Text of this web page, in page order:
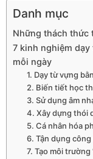
Danh mục
Những thách thức
7 kinh nghiệm
mỗi ngày
1. Dạy từ vựng
2. Biến tiết học
3. Sử dụng âm
4. Xây dựng thói
5. Cá nhân hóa
6. Tận dụng
7. Tạo môi trường